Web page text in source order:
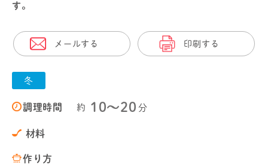
す。
メールする 印刷する
冬
調理時間 約 10〜20 分
材料
作り方